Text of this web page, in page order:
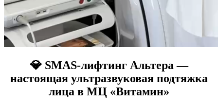
💎 SMAS-лифтинг Альтера —
настоящая ультразвуковая подтяжка
лица в МЦ «Витамин»